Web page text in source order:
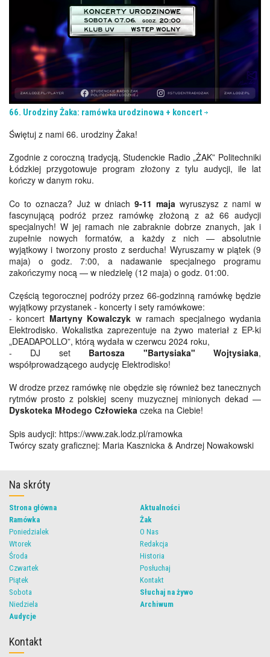
66. Urodziny Żaka: ramówka urodzinowa + koncert
Świętuj z nami 66. urodziny Żaka!
Zgodnie z coroczną tradycją, Studenckie Radio „ŻAK” Politechniki
Łódzkiej przygotowuje program złożony z tylu audycji, ile lat
kończy w danym roku.
Co to oznacza? Już w dniach9-11 majawyruszysz z nami w
fascynującą podróż przez ramówkę złożoną z aż 66 audycji
specjalnych! W jej ramach nie zabraknie dobrze znanych, jak i
zupełnie nowych formatów, a każdy z nich — absolutnie
wyjątkowy i tworzony prosto z serducha! Wyruszamy w piątek (9
maja) o godz. 7:00, a nadawanie specjalnego programu
zakończymy nocą — w niedzielę (12 maja) o godz. 01:00.
Częścią tegorocznej podróży przez 66-godzinną ramówkę będzie
wyjątkowy przystanek - koncerty i sety ramówkowe:
- koncert Martyny Kowalczyk w ramach specjalnego wydania
Elektrodisko. Wokalistka zaprezentuje na żywo materiał z EP-ki
„DEADAPOLLO”, którą wydała w czerwcu 2024 roku,
- DJ set Bartosza "Bartysiaka" Wojtysiaka,
współprowadzącego audycję Elektrodisko!
W drodze przez ramówkę nie obędzie się również bez tanecznych
rytmów prosto z polskiej sceny muzycznej minionych dekad —
Dyskoteka Młodego Człowieka czeka na Ciebie!
Spis audycji: https://www.zak.lodz.pl/ramowka
Twórcy szaty graficznej: Maria Kasznicka & Andrzej Nowakowski
Na skróty
Strona główna
Ramówka
Poniedzialek
Wtorek
Środa
Czwartek
Piątek
Sobota
Niedziela
Audycje
Aktualności
Żak
O Nas
Redakcja
Historia
Posłuchaj
Kontakt
Słuchaj na żywo
Archiwum
Kontakt